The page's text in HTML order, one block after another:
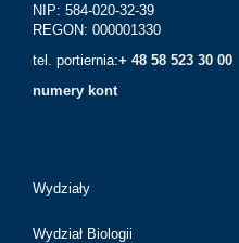
NIP: 584-020-32-39
REGON: 000001330
tel. portiernia:+ 48 58 523 30 00
numery kont
Wydziały
Wydział Biologii